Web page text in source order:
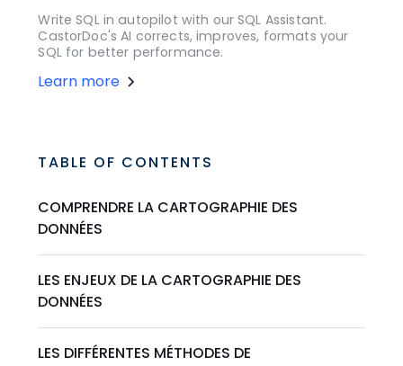
Write SQL in autopilot with our SQL Assistant.
CastorDoc's AI corrects, improves, formats your
SQL for better performance.
Learn more
TABLE OF CONTENTS
COMPRENDRE LA CARTOGRAPHIE DES
DONNÉES
LES ENJEUX DE LA CARTOGRAPHIE DES
DONNÉES
LES DIFFÉRENTES MÉTHODES DE